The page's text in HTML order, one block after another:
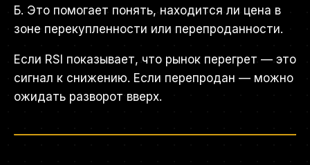
Б. Это помогает понять, находится ли цена в
зоне перекупленности или перепроданности.
Если RSI показывает, что рынок перегрет — это
сигнал к снижению. Если перепродан — можно
ожидать разворот вверх.